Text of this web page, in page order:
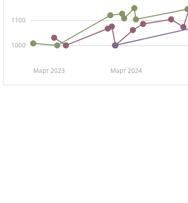
Март 2023 Март 2024
1000
1100